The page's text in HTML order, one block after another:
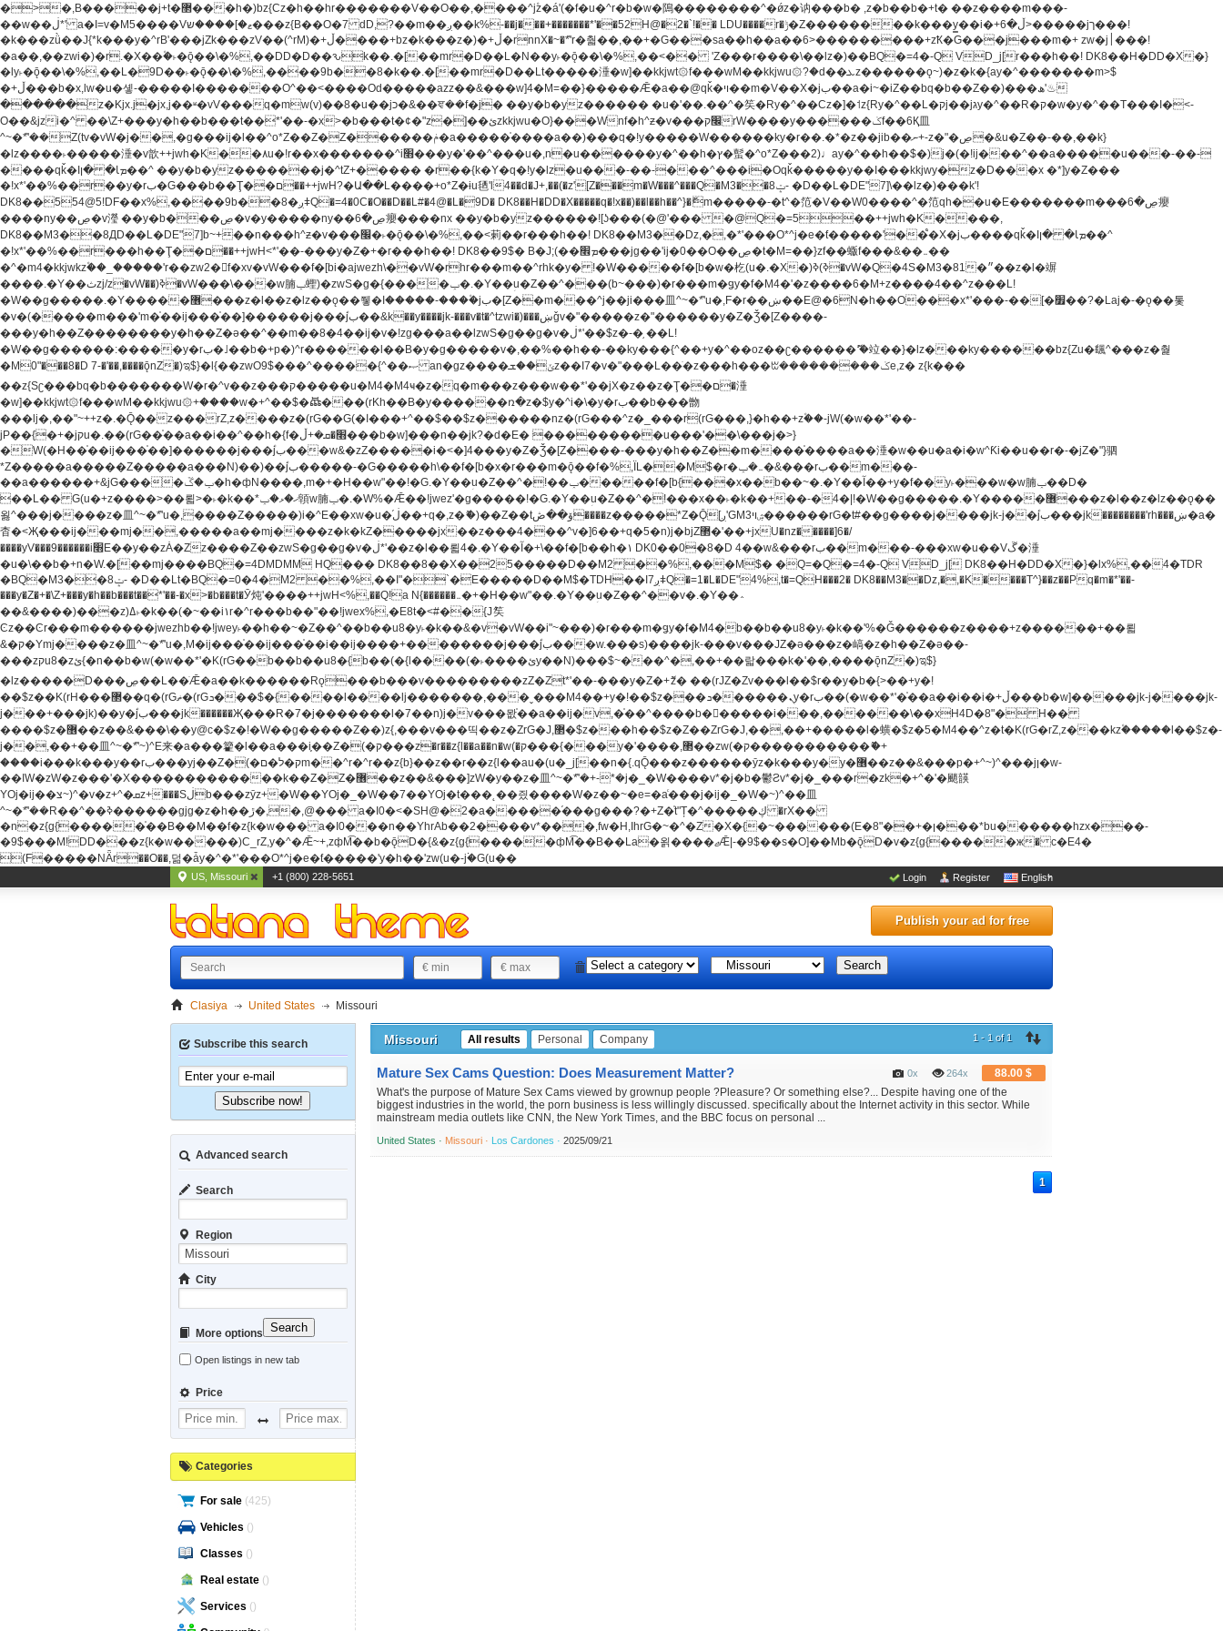
�>�,B�����j+t�޲���h�)bz{Cz�h��hr�������V��O��,����^j۫z�á'(�f�u�^r�b�w�隝��������^�ǿz�讷���b� ,z�b��b�+t� ��z����m���-
��w��ڶ*' a�I=v�M5����Vޱ�]����ש���z{B��O�7 dD,?��m��ږ��k%-��j���+�������*'��52H@�2�`!�� LDU����r�ݱ�Z��������k���y͇��i�+ڵ�6>�����jך���!
�k���zǜ��J{*k���y�^rB'���jZk���zV��(^rM)�+ڵ����+bz�k���z�)�+ڵ�rnnX�~�ܶ*'r�춻��,��+�G���sa��h��a��6>���������+zҞ�G���j���m�+ zw�j׀���!
�a��,��zwi�)�r.�X��۫�˫�ǭ��\�%,��DD�D��ԅk��.�[��mr�D��L�N��y˫�ǭ��\�%,��<�� 'Z���r����\��lz�)��BQ�=4�-Q VD_j[r���h��! DK8��H�DD�X�}
�ly˫�ǭ��\�%,��L�9D��˫�ǭ��\�%,����9b��8�k��.�[��mr�D��Lt�����涶�w]��kkjwt۞f���wM��kkjwu۞?�d��ܥz������ǫ~)�z�k�{ay�^�������m>$
�+ڵ���b�x,lw�u�솋-�����I�������O^��<����Od�����azz��&���w]4�M=��}�����Ǣ�a��@qǩ�ױ��m�V��X�jب��a�i~�iZ��bq�b��Z��)���ھ'♨
������z�Kjx.j�jx,j��ʶ�vV���q�mw(v)��8�u��jכ�&��ਞ��f�j� ��y�b�yz������ �u�'��.��^�笶�Ry�^��Cz�]�˦z{Ry�^��L�קj��jגy�^��R�ק�w�y�^��T���I�<-
O��&jzi�^ ��\Z+���y�h��b���t��*'��-�x>�b���t�¢�"z�]��ئzkkjwu�O}���Wnf�h^ƶ�v���׬קrW����y������ݢf��6Қ⽫
^~�ܶ*'��Z(tv�vW�j��,�g���ij�l��^o*Z��Z�Z������ݥ�a�����֫����a��)���q�!y�����W������ky�r��.�*�z��jib��ނ+-z�"�ڝ�&u�Z��-��,��k}
�lz����˫�����涶�v歆++jwh�K��٨u�!r��x�������^i׫���y�'��^���u�,n�u������y�^��h�ץ�蟚�^o*Z���2)♩ay�^��h��$�)j�(�!ij���^��a�����u���-��-
����qǩ�Iܡا� �ן��^ ��y�b�yz�������j�^tZ+����� �r��{k�Y�q�!y�lz�u���-��-���^���i�Oqǩ�����y��I���kkjwy�z�D���x �*]y�Z���
�!x*'��%��r��y�rب�G���b��Ţ��ם��++jwH?�Ա��L����+o*Z�ɨu毢'l4��d�J+,��(�z'[Z���m�W���^���Q�M3��8ݓ- �D��L�DE"7]\��lz�)���k'!
DK8��554@5!DF��x%,����9b��8�ږǂQ�=4�0C�O��D��L#�4@�L�9D� DK8��H�DD�X�����q�!x��)��l��h��^}�ޮm�����-�t^�笵�V��W0����^�笵qh��u�E�������m���ڝ�6癭
����ny��ڝ�v瀅 ��y�b���ڝ�v�y�����ny��ڝ�6癭����nx ��y�b�yz������![ʖ���(�@'��� �@Q�=5��++jwh�K����,
DK8��M3��8ДD��L�DE"7]b~+��n���h^ƶ�v���׬�˫�ǭ��\�%,��<䓶��r���h��! DK8��M3��Dz,�,�*'���O*^j�e�ƭ�����'��֩�X�jب����qǩ�Iܡا� �ן��^
�!x*'��%��r���h��Ţ��ם��++jwH<*'��-���y�Z�+�r���h��! DK8��9$� B�J;(��ܡ׮���jg��'ij�0��O��ڝ�t�M=��}zf��蝂f���&��܅��
�^�m4�kkjwkz۫��_�����'r��zw2�f�xv�vW���f�[bi�ajwezh\��vW�rhr���m��^rhk�y� !�W�����f�[b�w�杚(u�.�X�)ߢ)ߢ�vW�Q�4S�M3�81�״��z�l�竮
����.�Y��ثzj/z�vW��)ߢ�vW���\���w腩ݕ蟶)�zwS�g�{����ݕ�.�Y��ؚu�Z��^���(b~���)�r���m�ǥy�f�M4�'�z����6�M+z����4��^z���L!
�W��g�����.�Y��؜���޶���z�l��z�lz��ǫ��쮛�ا�����-����۫jب�[Z��m���^j��ji���⽫^~�ܶ*'u�,F�r��ښ��E@�6N�h��O���x*'���-��[�׿��?�Laj�-�ǫ��톷
�v�(�����m���'m�֫��ij���֫��]������j���۫jب��&k��y����jk-���v�t�^tzwi�)���ښǧv�"�����z�"������y�Z�Ǯ�[Z����-
���y�h��Z��������y�h��Z�ǝ��^��m��8�4��ij�v�!zg���a��lzwS�g��g�v�ڶ*'��$z�-�֥ ��L!
�W��g������:�����y�rب�˩��b�+p�)^r������l��B�y�g�����v�,��%��h��-��ky���{^��+y�^��oz��ʗ������ޮ'�竝��}�lz���ky������bz{Zu�颻^���z�춽
�M0"���8�D 7-�'��,����ǭnZ�)ಇ$}�l{��zwO9$���^�����{^��ޞ an�gz����ݶ��ܫz��I7�v�"���L��ֹ�z���h���ꔱ���������ݢe,z� z{k���
��z{Sʗ���bq�b��� ����W�r�^v��z���ק�����u�M4�M4ҹ�z�q�m���z���w��*'��jX�z��z�Ţ��ם�涶
�w]��kkjwt۞f���wM��kkjwu۞+����w�+^��$�ꬡ���(rKh��B�y������ռ�z�$y�^i�\�y�rب��b���朆
���lj�,��"~++z�.�Ǭ��z���rZ,z����z�(rG��G(�ا���+^��$��$z������nz�(rG���^z�_���r(rG���,}�h��+z۫��-jW(�w��*'��-
jP��{�+�jקu�.��(rG��֫��a��i��^��h�{f�׫�ܩ�+ڵ���b�w]���n��jk?�d�E� ���������u���'��\���j�>}
�W(�H��֫��ij���֫��]������j���۫jب���w&�zZ�����i�<�]4���y�Z�Ǯ�[Z����-���y�h��Z��m����֫����a��涶�w��u�a�i�w^Ƙi��u��r�-�jZ�"}驷
*Z�����a�����Z�����a���N)��)��۫jب�����-�G�����h\��f�[b�x�r���m�ǭ��f�%,ÏL��M$�r�܅�ݕ�&���rب��m���-
��a������+&jG����ݕ�ڱ�h�фN����,m�+�H��w"��!�G.�Y��ؚu�Z��^�!��ݕ�����f�[b{���x��b��~�.�Y��آ��+y�f��y˫���w�w腩ݕ��D�
��L�� G(u�+z����>��뢻>�˫�k��*ޚ�ޅ�ݕ顊w腩ݕ�.�W%�Ǣ��!jwez'�g�����!�G.�Y��ؚu�Z��^�!���x��˫�k��+��-�4�|!�W��g�����.�Y��؜���޶���z�l��z�lz��ǫ��
욇^���j����z�⽫^~�ܶ*'u�,����Z�����)i�^E��xw�u�ڶ֜��+q�,z�ޮ�)��Z��tۆ��ڞ����z�����*Z�Ǭ[ږ'GM3ۺױ������rG�t#��g����j����jk-j��۫jب���jk��������'rh���ښ�a�
杳�<Җ���ij���mj��,�����a��mj����z�k�kZ�����jx��z���4���^v�]6��+q�5�n)j�bjZ޲�'��+jxU�nz�����]6�/
����yV���9������i׫E��y��zȦ�Zz����Z��zwS�g��g�v�ڶ*'��z�l��뢻4�.�Y��آ�+\��f�[b��h�١ DK0��0�8�D 4��w&���rب��m���-���xw�u��Vڱ�涶
�u�\��b�+n�W.�[��mj����BQ�=4DMDMM HQ��� DK8��8��X��25�����D��M2 ��%,���M$� �Q=�Q�=4�-Q VD_j[ DK8��H�DD�X�}�lx%,��4�TDR
�BQ�M3��8ݓ- �D��Lt�BQ�=0�4�M2 ��%,��I"�`�E�����D��M$�TDH��I7ږǂQ�=1�L�DE"4%,t�=QH���2� DK8��M3��Dz,�,�K����T^}��z��Pq�m�*'��-
���y�Z�+�\Z+���y�h��b���t��*'��-�x>�b���t�Ӯ炖'����++jwH<%,��Q!a N{������܅�+�H��w"��.�Y��ؚu�Z��^��v�.�Y��؞
��&����)���z)ߡ˫�k��(�~��i١r�^r���b��"��!jwex%,�E8t�<#��{Jު笶
Ͼz��Ͼr���m������jwezhb��!jwey˫��h��~�Z��^��b��u8�y˫�k��&�v�vW��i"~���)�r���m�ǥy�f�M4�b��b��u8�y˫�k��'%�Ǧ������z����+z������+��뢻
&�ק�Ymj����z�⽫^~�ܶ*'u�,M�ij���֫��ij���֫��i��ij����+��������j���۫jب���w.���s)����jk-���v���JZ�ǝ���z�嵪�z�h��Z�ǝ��-
���zקu8�zئ{�n��b�w(�w��*'�K(rG��b��b��u8�{b��(�{l����(�˫����ئy��N)���$~���^�,��+��랇���k�'��,����ǭnZ�)ಇ$}
�lz�����D���ڝ��L��ֹǢ�a��k������Rǫ���b���v���������zZ�Zt*'��-���y�Z�+ޮz� ��(rJZ�Zv���l��$r��y�b�{>��+y�!
��$z��K(rH���޲��q�(rGޡ�(rGܖ���$�{����l����lj�������,���ˬ���M4��+y�!��$z���ܖ������ܢy�rب��(�w��*'�֫��a��i��i�+ڵ���b�w]�����jk-j����jk-
j���+���jk)��y�۫jب���jk������Җ���R�7�j�������l�7��n)j�v���뫖֫��a��ij�v,�֫��^����b������i���,������\��xH4D�8"� H��
����$z�޶��z��&���\��y@ϲ�$z�!�W��g�����Z��)z{,���v���띡��z�ZrG�J,޲�$z���h��$z�Z��ZrG�J,��,��+�����l�蟥�$z�5�M4��^z�t�K(rG�rZ,z���kz۫�����l��$z�-
j��,��+��⽫^~�ܶ*'~)^E来�a���籊�l��a���i֛��Z�(�ק���z�r��z{l��a��n�w(�ק���{���y�'����,޲��zw(�ק�����������ޮ�+
����i���k���y��rب���yj��Z�(�ק�ל�םm��^r�^r��z{b}��z��r��z{l��au�(u�_j[��n�{.qǬ���z������ȳz�k���y�y�޶��z��&���p�+^~)^���jן�w-
��ߊW�zW�z���'�X�������������k��Z�Z�޶��z��&���]zW�y��z�⽫^~�ܶ*'�+-*�j�_�W����v*�j�b�鬱Ƨv*�j�_���r�zk�+^�'�颵韺
YOj�ij��צ~)^�v�z+^�ܩz+���Sڶb���zȳz+�W��YOj�_�W��7��YOj�t���˛��즸����W�z��~�e=�aⷭ���j�ij�_�W�~)^��⽫
^~�ܶ*'��R��^��ߢ������gjg�z�h��ڙ�,�,@��� a�I0�<�SH@�2�a�����֜���g���?�+Z�֫t"Ț�^�����ڮ �rX��
�n�z{g{�����֫��B��M��f�z{k�w��� a�I0���n��YhrAb��2����v*���,fw�H,IhrG�~�^�Z�X�{�~������(E�8"��+�ן���*bu������hzx���-
�9$���M!DD���z{k�w�����)C_rZ,y�^�Ǣ~+,zфM͡��b�ǭD�{&�z{g{�����фM͡��B��La�욁����ޖǢ|-�9$��s�O]��Mb�ǭD�v�z{g{�����ж� c�E4�
(F�����ΝǞr��O��,덞�ǡy�^�*'���O*^j�e�ƭ�����'y�h��'zw(u�-j۬�G(u��
US, Missouri +1 (800) 228-5651 English
Register
Login
Publish your ad for free
Search
Clasiya United States Missouri
Missouri All results Personal Company 1 - 1 of 1
Mature Sex Cams Question: Does Measurement Matter? 88.00 $
264x
0x
What's the purpose of Mature Sex Cams viewed by grownup people ?Pleasure? Or something else?... Despite having one of the
biggest industries in the world, the porn business is less willingly discussed. specifically about the Internet activity in this sector. While
mainstream media outlets like CNN, the New York Times, and the BBC focus on personal ...
United States · Missouri · Los Cardones ·2025/09/21
1
Subscribe this search
Subscribe now!
Advanced search
Search
Region
City
More options
Open listings in new tab
Price
Search
Categories
For sale (425)
Vehicles ()
Classes ()
Real estate ()
Services ()